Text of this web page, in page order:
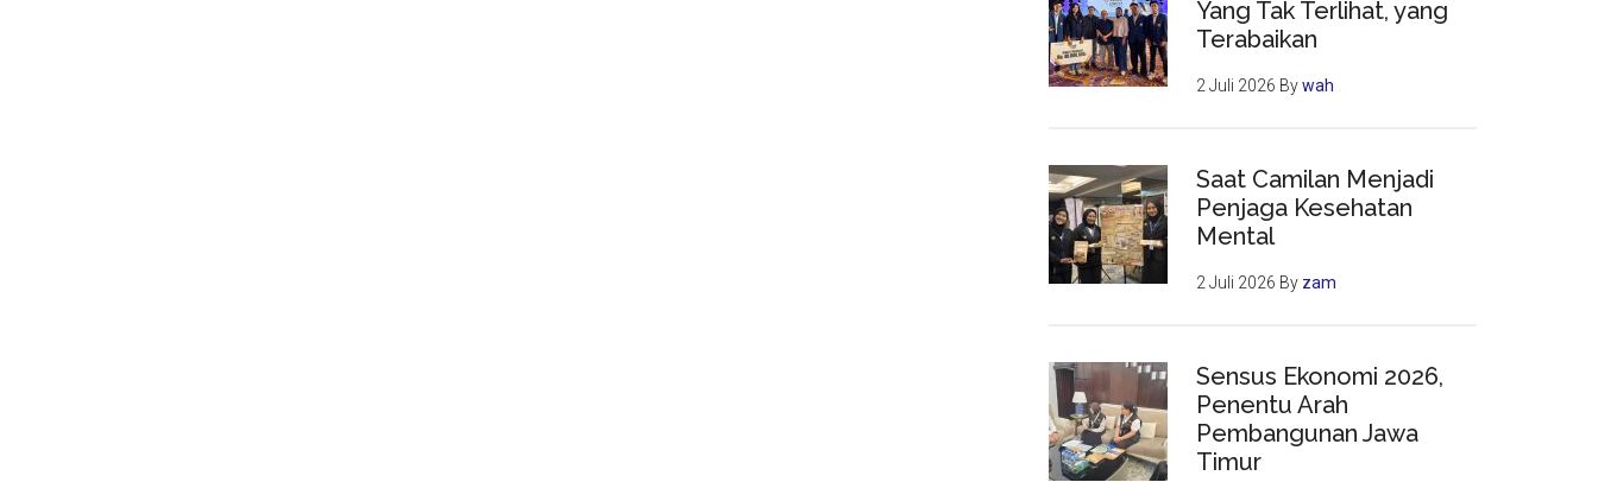
Yang Tak Terlihat, yang
Terabaikan
2 Juli 2026 Bywah
Saat Camilan Menjadi
Penjaga Kesehatan
Mental
2 Juli 2026 By zam
Sensus Ekonomi 2026,
Penentu Arah
Pembangunan Jawa
Timur